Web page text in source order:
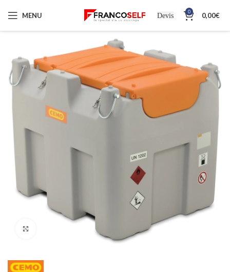
MENU Devis 0 0,00€
Cliquez pour agrandir